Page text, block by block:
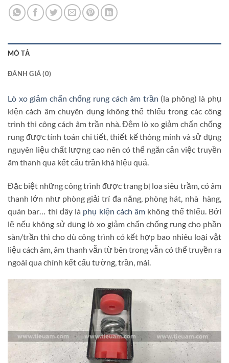
MÔ TẢ
ĐÁNH GIÁ (0)
Lò xo giảm chấn chống rung cách âm trần (la phông) là phụ
kiện cách âm chuyên dụng không thể thiếu trong các công
trình thi công cách âm trần nhà. Đệm lò xo giảm chấn chống
rung được tính toán chi tiết, thiết kế thông minh và sử dụng
nguyên liệu chất lượng cao nên có thể ngăn cản việc truyền
âm thanh qua kết cấu trần khá hiệu quả.
Đặc biệt những công trình được trang bị loa siêu trầm, có âm
thanh lớn như phòng giải trí đa năng, phòng hát, nhà hàng,
quán bar… thì đây là phụ kiện cách âm không thể thiếu. Bởi
lẽ nếu không sử dụng lò xo giảm chấn chống rung cho phần
sàn/trần thì cho dù công trình có kết hợp bao nhiêu loại vật
liệu cách âm, âm thanh vẫn từ bên trong vẫn có thể truyền ra
ngoài qua chính kết cấu tường, trần, mái.